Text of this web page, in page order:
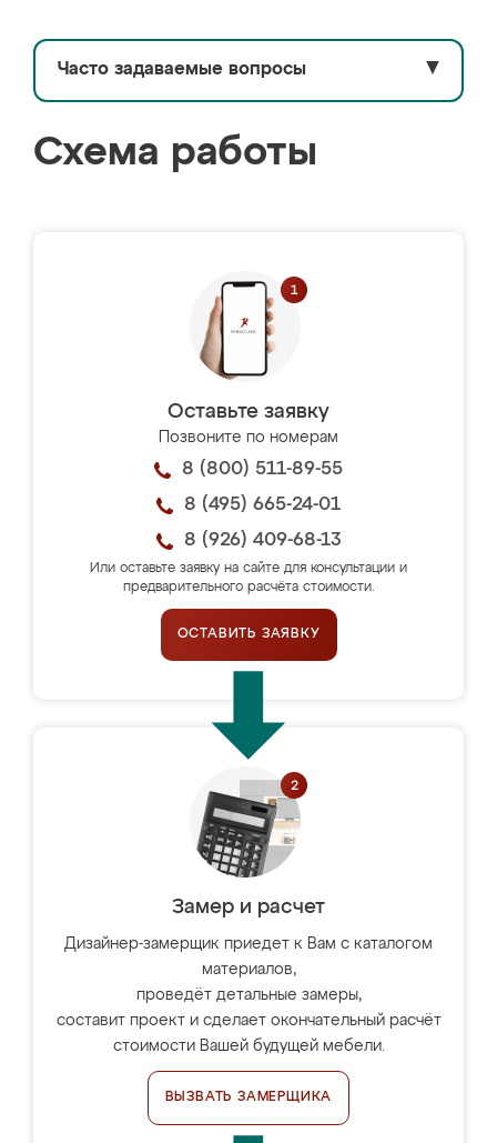
Часто задаваемые вопросы ▼
Схема работы
Оставьте заявку
Позвоните по номерам
8 (800) 511-89-55
8 (495) 665-24-01
8 (926) 409-68-13
Или оставьте заявку на сайте для консультации и
предварительного расчёта стоимости.
ОСТАВИТЬ ЗАЯВКУ
Замер и расчет
Дизайнер-замерщик приедет к Вам с каталогом
материалов,
проведёт детальные замеры,
составит проект и сделает окончательный расчёт
стоимости Вашей будущей мебели.
ВЫЗВАТЬ ЗАМЕРЩИКА